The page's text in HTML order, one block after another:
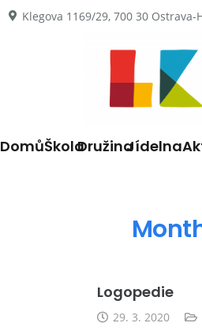
Klegova 1169/29, 700 30 Ostrava-
DomůŠkolaDružinaJídelna
Logopedie
29. 3. 2020